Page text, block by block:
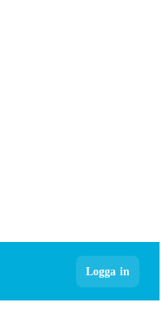
Logga in